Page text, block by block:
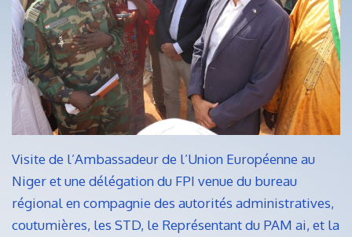
Visite de l’Ambassadeur de l’Union Européenne au
Niger et une délégation du FPI venue du bureau
régional en compagnie des autorités administratives,
coutumières, les STD, le Représentant du PAM ai, et la